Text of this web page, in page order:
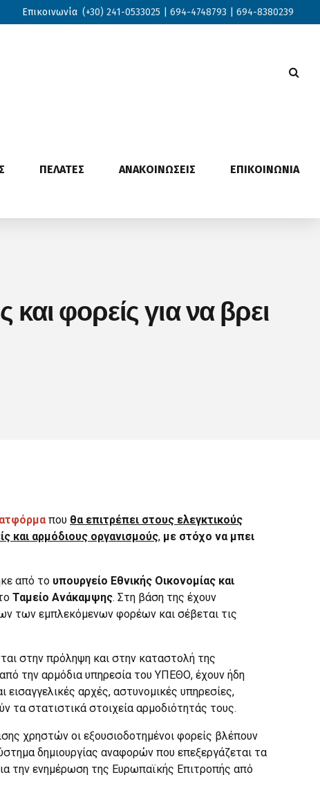
Επικοινωνία (+30) 241-0533025 | 694-4748793 | 694-8380239
ΠΕΛΑΤΕΣ ΑΝΑΚΟΙΝΩΣΕΙΣ ΕΠΙΚΟΙΝΩΝΙΑ
φορείς για να βρει
που θα επιτρέπει στους ελεγκτικούς
και αρμόδιους οργανισμούς, με στόχο να μπει
από το υπουργείο Εθνικής Οικονομίας και
Ταμείο Ανάκαμψης. Στη βάση της έχουν
των εμπλεκόμενων φορέων και σέβεται τις
στην πρόληψη και στην καταστολή της
την αρμόδια υπηρεσία του ΥΠΕΘΟ, έχουν ήδη
εισαγγελικές αρχές, αστυνομικές υπηρεσίες,
τα στατιστικά στοιχεία αρμοδιότητάς τους.
χρηστών οι εξουσιοδοτημένοι φορείς βλέπουν
δημιουργίας αναφορών που επεξεργάζεται τα
την ενημέρωση της Ευρωπαϊκής Επιτροπής από